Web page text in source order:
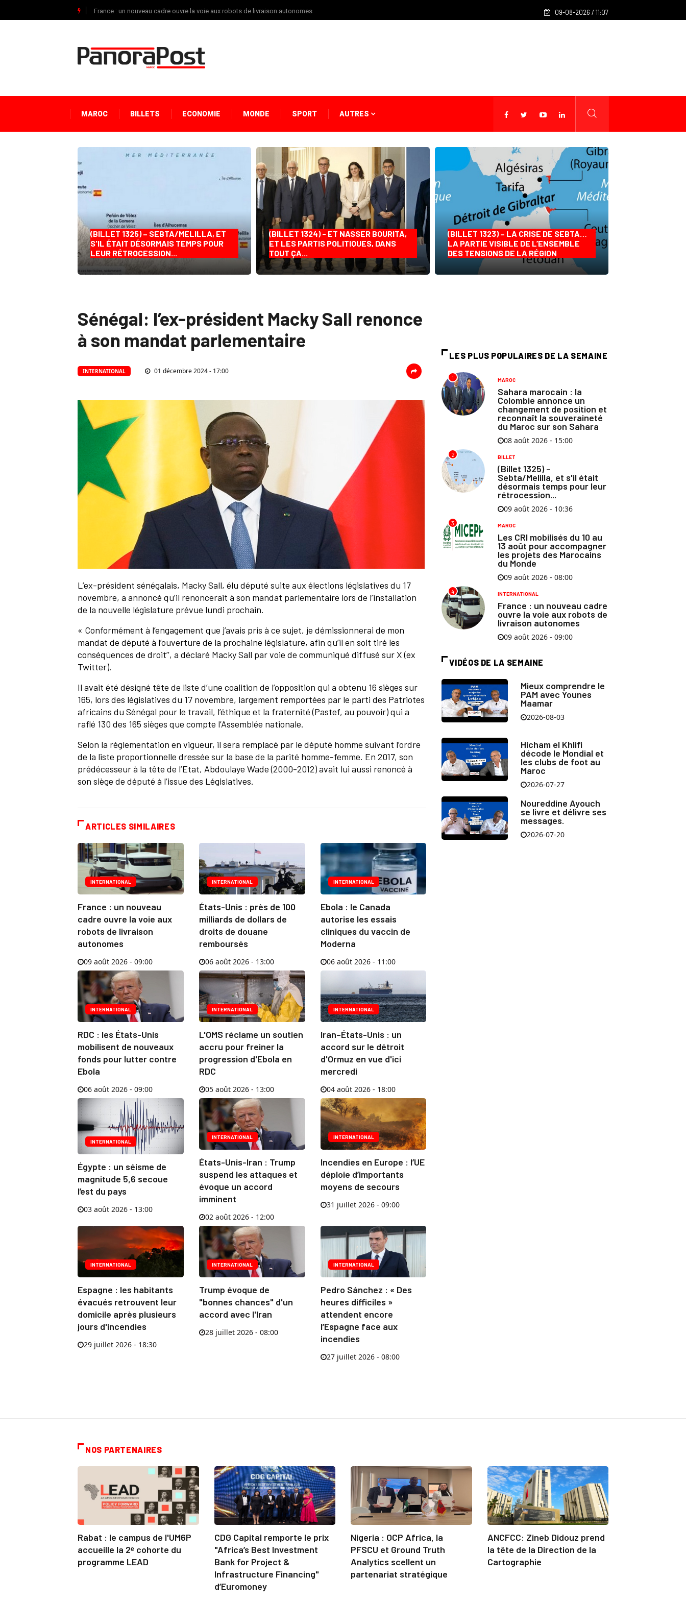
France : un nouveau cadre ouvre la voie aux robots de livraison autonomes Les CRI mobilisés du 10 au 13 août pour accompagner les
09-08-2026 / 11:07
MAROC BILLETS ECONOMIE MONDE SPORT AUTRES
(BILLET 1325) – SEBTA/MELILLA, ET
S'IL ÉTAIT DÉSORMAIS TEMPS POUR
LEUR RÉTROCESSION...
(BILLET 1324) - ET NASSER BOURITA,
ET LES PARTIS POLITIQUES, DANS
TOUT ÇA...
(BILLET 1323) – LA CRISE DE SEBTA…
LA PARTIE VISIBLE DE L’ENSEMBLE
DES TENSIONS DE LA RÉGION
Sénégal: l’ex-président Macky Sall renonce
à son mandat parlementaire
INTERNATIONAL 01 décembre 2024 - 17:00
L’ex-président sénégalais, Macky Sall, élu député suite aux élections législatives du 17
novembre, a annoncé qu’il renoncerait à son mandat parlementaire lors de l’installation
de la nouvelle législature prévue lundi prochain.
« Conformément à l’engagement que j’avais pris à ce sujet, je démissionnerai de mon
mandat de député à l’ouverture de la prochaine législature, afin qu’il en soit tiré les
conséquences de droit’’, a déclaré Macky Sall par voie de communiqué diffusé sur X (ex
Twitter).
Il avait été désigné tête de liste d’une coalition de l’opposition qui a obtenu 16 sièges sur
165, lors des législatives du 17 novembre, largement remportées par le parti des Patriotes
africains du Sénégal pour le travail, l’éthique et la fraternité (Pastef, au pouvoir) qui a
raflé 130 des 165 sièges que compte l’Assemblée nationale.
Selon la réglementation en vigueur, il sera remplacé par le député homme suivant l’ordre
de la liste proportionnelle dressée sur la base de la parité homme-femme. En 2017, son
prédécesseur à la tête de l’Etat, Abdoulaye Wade (2000-2012) avait lui aussi renoncé à
son siège de député à l’issue des Législatives.
ARTICLES SIMILAIRES
INTERNATIONAL
France : un nouveau
cadre ouvre la voie aux
robots de livraison
autonomes
09 août 2026 - 09:00
INTERNATIONAL
États-Unis : près de 100
milliards de dollars de
droits de douane
remboursés
06 août 2026 - 13:00
INTERNATIONAL
Ebola : le Canada
autorise les essais
cliniques du vaccin de
Moderna
06 août 2026 - 11:00
INTERNATIONAL
RDC : les États-Unis
mobilisent de nouveaux
fonds pour lutter contre
Ebola
06 août 2026 - 09:00
INTERNATIONAL
L'OMS réclame un soutien
accru pour freiner la
progression d'Ebola en
RDC
05 août 2026 - 13:00
INTERNATIONAL
Iran–États-Unis : un
accord sur le détroit
d'Ormuz en vue d'ici
mercredi
04 août 2026 - 18:00
INTERNATIONAL
Égypte : un séisme de
magnitude 5,6 secoue
l’est du pays
03 août 2026 - 13:00
INTERNATIONAL
États-Unis-Iran : Trump
suspend les attaques et
évoque un accord
imminent
02 août 2026 - 12:00
INTERNATIONAL
Incendies en Europe : l’UE
déploie d’importants
moyens de secours
31 juillet 2026 - 09:00
INTERNATIONAL
Espagne : les habitants
évacués retrouvent leur
domicile après plusieurs
jours d'incendies
29 juillet 2026 - 18:30
INTERNATIONAL
Trump évoque de
"bonnes chances" d'un
accord avec l'Iran
28 juillet 2026 - 08:00
INTERNATIONAL
Pedro Sánchez : « Des
heures difficiles »
attendent encore
l’Espagne face aux
incendies
27 juillet 2026 - 08:00
LES PLUS POPULAIRES DE LA SEMAINE
1 MAROC
Sahara marocain : la
Colombie annonce un
changement de position et
reconnaît la souveraineté
du Maroc sur son Sahara
08 août 2026 - 15:00
2 BILLET
(Billet 1325) –
Sebta/Melilla, et s'il était
désormais temps pour leur
rétrocession...
09 août 2026 - 10:36
3 MAROC
Les CRI mobilisés du 10 au
13 août pour accompagner
les projets des Marocains
du Monde
09 août 2026 - 08:00
4 INTERNATIONAL
France : un nouveau cadre
ouvre la voie aux robots de
livraison autonomes
09 août 2026 - 09:00
VIDÉOS DE LA SEMAINE
Mieux comprendre le
PAM avec Younes
Maamar
2026-08-03
Hicham el Khlifi
décode le Mondial et
les clubs de foot au
Maroc
2026-07-27
Noureddine Ayouch
se livre et délivre ses
messages.
2026-07-20
NOS PARTENAIRES
Rabat : le campus de l'UM6P
accueille la 2ᵉ cohorte du
programme LEAD
CDG Capital remporte le prix
"Africa’s Best Investment
Bank for Project &
Infrastructure Financing"
d’Euromoney
Nigeria : OCP Africa, la
PFSCU et Ground Truth
Analytics scellent un
partenariat stratégique
ANCFCC: Zineb Didouz prend
la tête de la Direction de la
Cartographie